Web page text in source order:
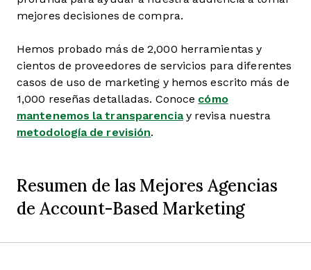
mejores decisiones de compra.
Hemos probado más de 2,000 herramientas y
cientos de proveedores de servicios para diferentes
casos de uso de marketing y hemos escrito más de
1,000 reseñas detalladas. Conoce cómo
mantenemos la transparenciay revisa nuestra
metodología de revisión.
Resumen de las Mejores Agencias
de Account-Based Marketing